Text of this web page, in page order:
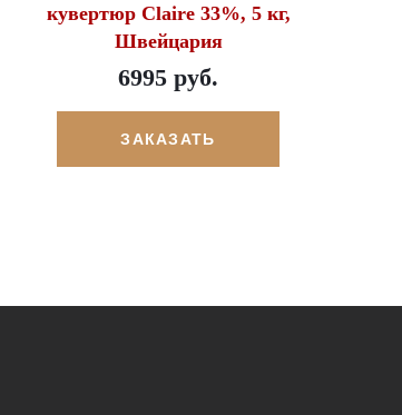
кувертюр Claire 33%, 5 кг,
Швейцария
6995 руб.
ЗАКАЗАТЬ